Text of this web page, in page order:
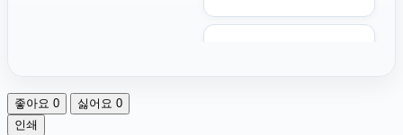
좋아요 0 싫어요 0
인쇄